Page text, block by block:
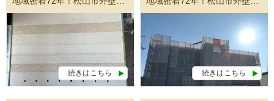
続きはこちら 続きはこちら